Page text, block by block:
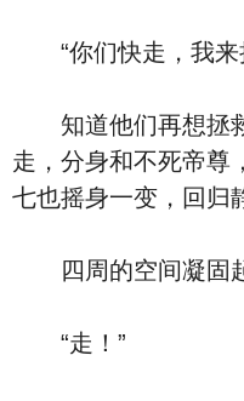
“你们快走，我
知道他们再想拯
走，分身和不死帝尊
七也摇身一变，回归
四周的空间凝固起
“走！”